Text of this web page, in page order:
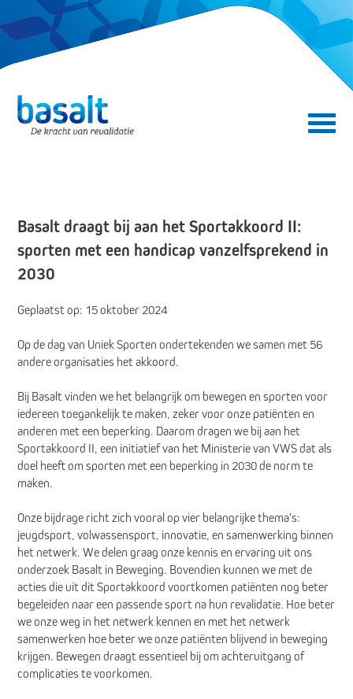
Direct naar de contentDirect naar de navigatie
Basalt draagt bij aan het Sportakkoord II:
sporten met een handicap vanzelfsprekend in
2030
Geplaatst op: 15 oktober 2024
Op de dag van Uniek Sporten ondertekenden we samen met 56
andere organisaties het akkoord.
Bij Basalt vinden we het belangrijk om bewegen en sporten voor
iedereen toegankelijk te maken, zeker voor onze patiënten en
anderen met een beperking. Daarom dragen we bij aan het
Sportakkoord II, een initiatief van het Ministerie van VWS dat als
doel heeft om sporten met een beperking in 2030 de norm te
maken.
Onze bijdrage richt zich vooral op vier belangrijke thema's:
jeugdsport, volwassensport, innovatie, en samenwerking binnen
het netwerk. We delen graag onze kennis en ervaring uit ons
onderzoek Basalt in Beweging. Bovendien kunnen we met de
acties die uit dit Sportakkoord voortkomen patiënten nog beter
begeleiden naar een passende sport na hun revalidatie. Hoe beter
we onze weg in het netwerk kennen en met het netwerk
samenwerken hoe beter we onze patiënten blijvend in beweging
krijgen. Bewegen draagt essentieel bij om achteruitgang of
complicaties te voorkomen.